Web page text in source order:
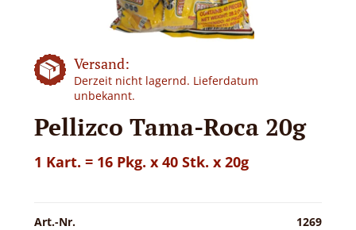
Versand:
Derzeit nicht lagernd. Lieferdatum
unbekannt.
Pellizco Tama-Roca 20g
1 Kart. = 16 Pkg. x 40 Stk. x 20g
Art.-Nr. 1269